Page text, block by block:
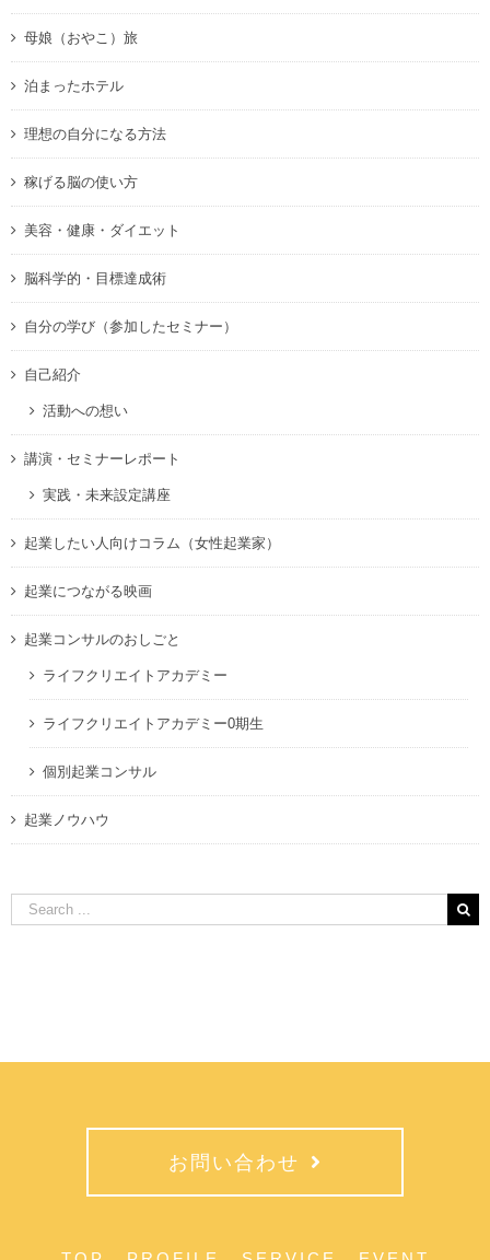
母娘（おやこ）旅
泊まったホテル
理想の自分になる方法
稼げる脳の使い方
美容・健康・ダイエット
脳科学的・目標達成術
自分の学び（参加したセミナー）
自己紹介
活動への想い
講演・セミナーレポート
実践・未来設定講座
起業したい人向けコラム（女性起業家）
起業につながる映画
起業コンサルのおしごと
ライフクリエイトアカデミー
ライフクリエイトアカデミー0期生
個別起業コンサル
起業ノウハウ
Search
for:
お問い合わせ